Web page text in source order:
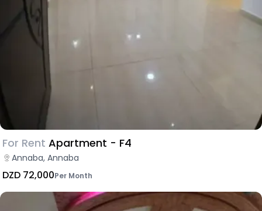
For Rent Apartment - F4
Annaba, Annaba
DZD 72,000Per Month